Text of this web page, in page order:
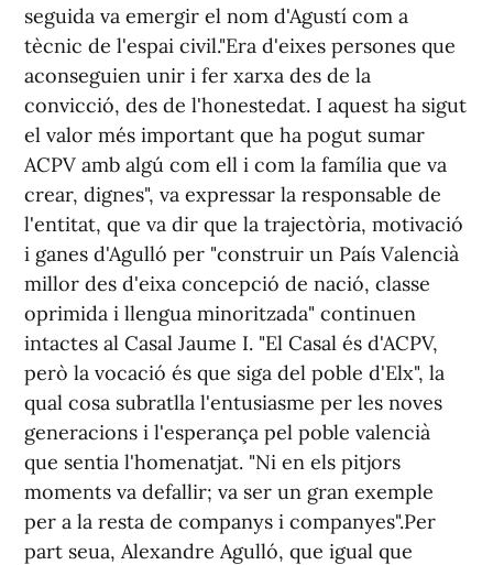
seguida va emergir el nom d'Agustí com a
tècnic de l'espai civil."Era d'eixes persones que
aconseguien unir i fer xarxa des de la
convicció, des de l'honestedat. I aquest ha sigut
el valor més important que ha pogut sumar
ACPV amb algú com ell i com la família que va
crear, dignes", va expressar la responsable de
l'entitat, que va dir que la trajectòria, motivació
i ganes d'Agulló per "construir un País Valencià
millor des d'eixa concepció de nació, classe
oprimida i llengua minoritzada" continuen
intactes al Casal Jaume I. "El Casal és d'ACPV,
però la vocació és que siga del poble d'Elx", la
qual cosa subratlla l'entusiasme per les noves
generacions i l'esperança pel poble valencià
que sentia l'homenatjat. "Ni en els pitjors
moments va defallir; va ser un gran exemple
per a la resta de companys i companyes".Per
part seua, Alexandre Agulló, que igual que